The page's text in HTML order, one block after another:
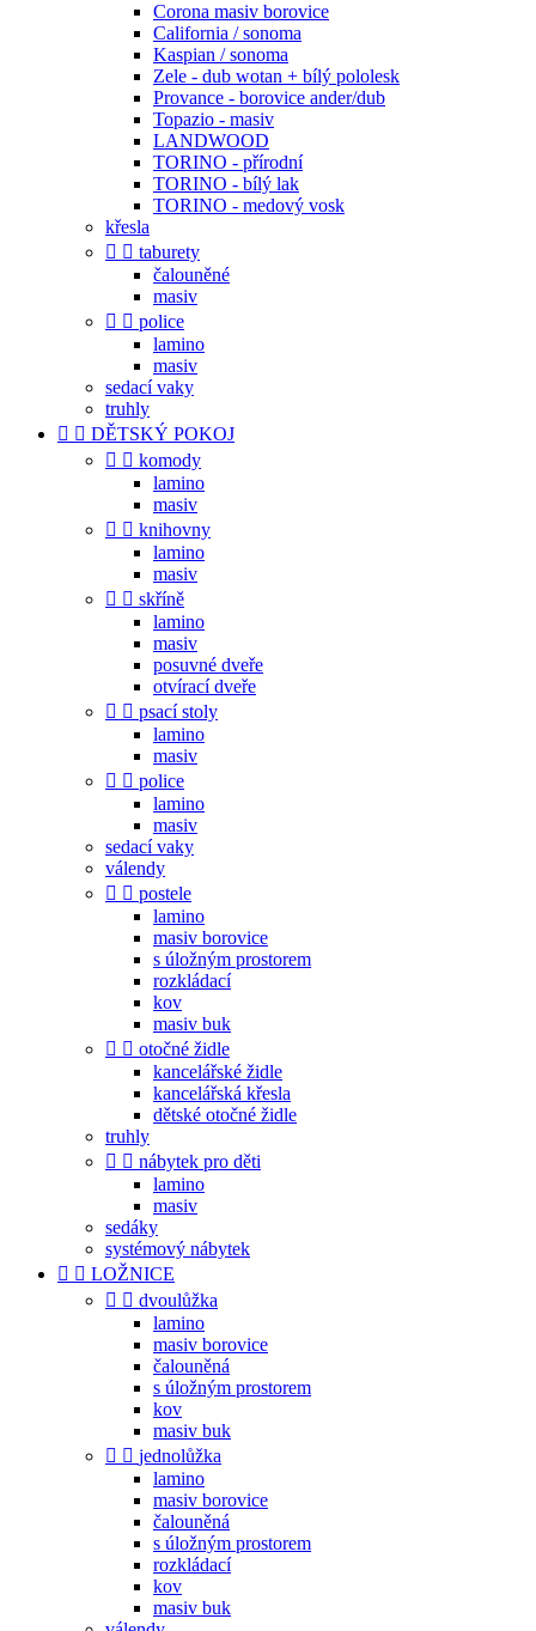
Corona masiv borovice
California / sonoma
Kaspian / sonoma
Zele - dub wotan + bílý pololesk
Provance - borovice ander/dub
Topazio - masiv
LANDWOOD
TORINO - přírodní
TORINO - bílý lak
TORINO - medový vosk
křesla
  taburety
čalouněné
masiv
  police
lamino
masiv
sedací vaky
truhly
  DĚTSKÝ POKOJ
  komody
lamino
masiv
  knihovny
lamino
masiv
  skříně
lamino
masiv
posuvné dveře
otvírací dveře
  psací stoly
lamino
masiv
  police
lamino
masiv
sedací vaky
válendy
  postele
lamino
masiv borovice
s úložným prostorem
rozkládací
kov
masiv buk
  otočné židle
kancelářské židle
kancelářská křesla
dětské otočné židle
truhly
  nábytek pro děti
lamino
masiv
sedáky
systémový nábytek
  LOŽNICE
  dvoulůžka
lamino
masiv borovice
čalouněná
s úložným prostorem
kov
masiv buk
  jednolůžka
lamino
masiv borovice
čalouněná
s úložným prostorem
rozkládací
kov
masiv buk